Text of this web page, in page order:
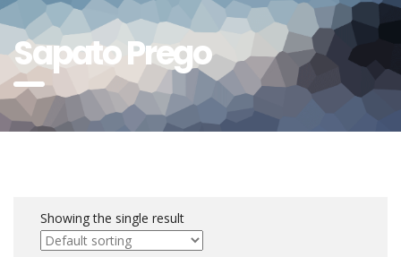
Sapato Prego
Showing the single result